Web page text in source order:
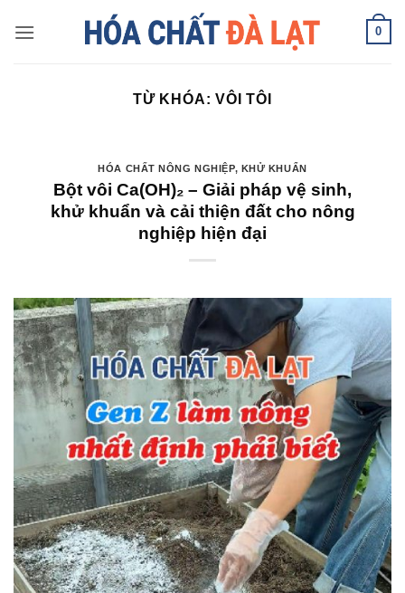
0
TỪ KHÓA:VÔI TÔI
HÓA CHẤT NÔNG NGHIỆP, KHỬ KHUẨN
Bột vôi Ca(OH)₂ – Giải pháp vệ sinh,
khử khuẩn và cải thiện đất cho nông
nghiệp hiện đại